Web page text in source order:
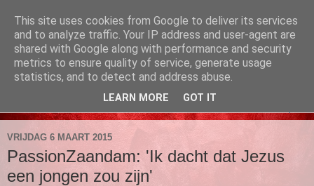
PassionZaandam
1 en 2 april, Noorderkerk, Heijermansstraat 127, Zaandam
VRIJDAG 6 MAART 2015
PassionZaandam: 'Ik dacht dat Jezus
een jongen zou zijn'
This site uses cookies from Google to deliver its services
and to analyze traffic. Your IP address and user-agent are
shared with Google along with performance and security
metrics to ensure quality of service, generate usage
statistics, and to detect and address abuse.
LEARN MORE GOT IT